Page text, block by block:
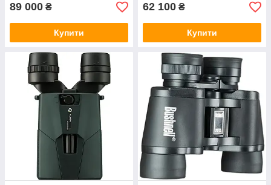
89 000 ₴
Купити
62 100 ₴
Купити